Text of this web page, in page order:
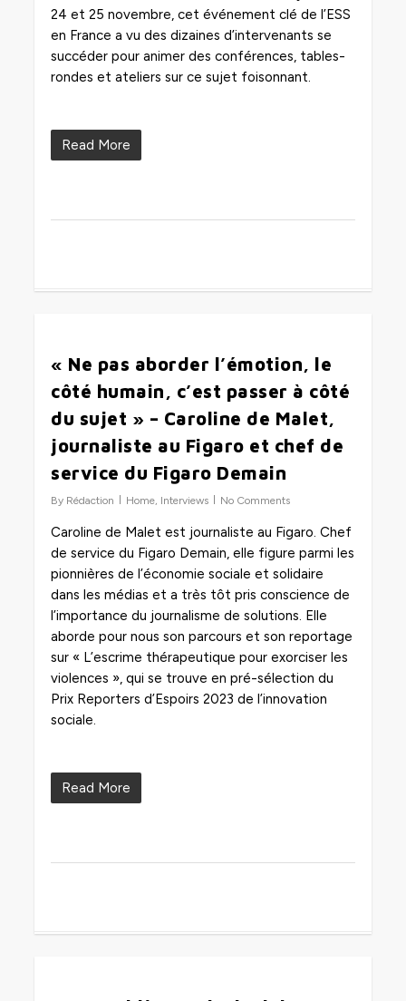
24 et 25 novembre, cet événement clé de l’ESS
en France a vu des dizaines d’intervenants se
succéder pour animer des conférences, tables-
rondes et ateliers sur ce sujet foisonnant.
Read More
« Ne pas aborder l’émotion, le
côté humain, c’est passer à côté
du sujet » – Caroline de Malet,
journaliste au Figaro et chef de
service du Figaro Demain
By Rédaction Home, Interviews No Comments
Caroline de Malet est journaliste au Figaro. Chef
de service du Figaro Demain, elle figure parmi les
pionnières de l’économie sociale et solidaire
dans les médias et a très tôt pris conscience de
l’importance du journalisme de solutions. Elle
aborde pour nous son parcours et son reportage
sur « L’escrime thérapeutique pour exorciser les
violences », qui se trouve en pré-sélection du
Prix Reporters d’Espoirs 2023 de l’innovation
sociale.
Read More